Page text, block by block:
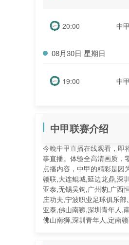
20:00 中甲
08月30日 星期日
19:00 中甲
中甲联赛介绍
今晚中甲直播在线观看，即
事直播。体验全高清画质，
点播内容，中甲的精彩是因
赣联,大连鲲城,延边龙鼎,深
亚泰,无锡吴钩,广州豹,广西
庄功夫,宁波职业足球俱乐
亚泰,佛山南狮,深圳青年人,
佛山南狮,深圳青年人,定南